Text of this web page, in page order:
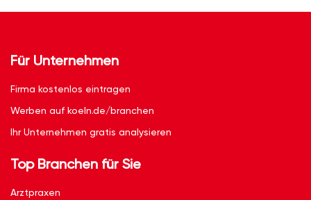
Für Unternehmen
Firma kostenlos eintragen
Werben auf koeln.de/branchen
Ihr Unternehmen gratis analysieren
Top Branchen für Sie
Arztpraxen